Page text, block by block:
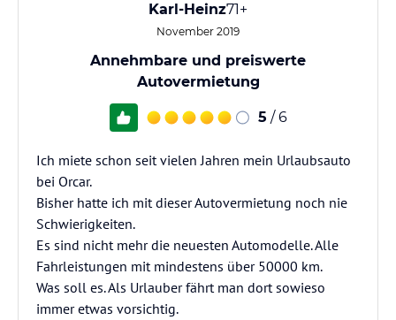
Karl-Heinz71+
November 2019
Annehmbare und preiswerte
Autovermietung
5 / 6
Ich miete schon seit vielen Jahren mein Urlaubsauto
bei Orcar.
Bisher hatte ich mit dieser Autovermietung noch nie
Schwierigkeiten.
Es sind nicht mehr die neuesten Automodelle. Alle
Fahrleistungen mit mindestens über 50000 km.
Was soll es. Als Urlauber fährt man dort sowieso
immer etwas vorsichtig.